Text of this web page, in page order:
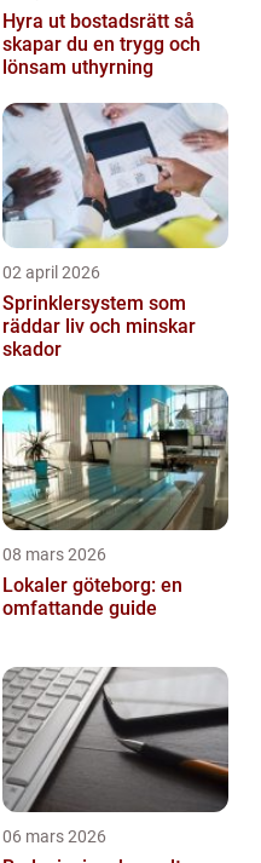
Hyra ut bostadsrätt så
skapar du en trygg och
lönsam uthyrning
02 april 2026
Sprinklersystem som
räddar liv och minskar
skador
08 mars 2026
Lokaler göteborg: en
omfattande guide
06 mars 2026